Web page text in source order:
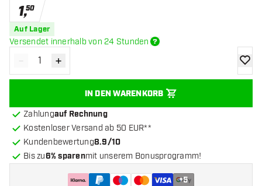
1,50
Auf Lager
Versendet innerhalb von 24 Stunden
Menge verringern
- Menge erhöhen
+
IN DEN WARENKORB
Zur
Zahlungauf Rechnung
Kostenloser Versand ab 50 EUR**
Kundenbewertung8.9/10
Bis zu6% sparenmit unserem Bonusprogramm!
+5